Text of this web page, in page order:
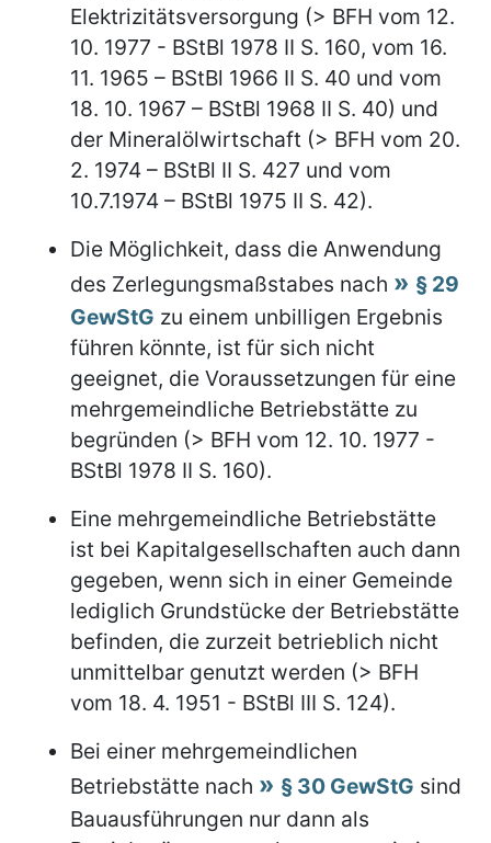
Elektrizitätsversorgung (> BFH vom 12.
10. 1977 - BStBl 1978 II S. 160, vom 16.
11. 1965 – BStBl 1966 II S. 40 und vom
18. 10. 1967 – BStBl 1968 II S. 40) und
der Mineralölwirtschaft (> BFH vom 20.
2. 1974 – BStBl II S. 427 und vom
10.7.1974 – BStBl 1975 II S. 42).
Die Möglichkeit, dass die Anwendung
des Zerlegungsmaßstabes nach
§ 29
GewStG zu einem unbilligen Ergebnis
führen könnte, ist für sich nicht
geeignet, die Voraussetzungen für eine
mehrgemeindliche Betriebstätte zu
begründen (> BFH vom 12. 10. 1977 -
BStBl 1978 II S. 160).
Eine mehrgemeindliche Betriebstätte
ist bei Kapitalgesellschaften auch dann
gegeben, wenn sich in einer Gemeinde
lediglich Grundstücke der Betriebstätte
befinden, die zurzeit betrieblich nicht
unmittelbar genutzt werden (> BFH
vom 18. 4. 1951 - BStBl III S. 124).
Bei einer mehrgemeindlichen
Betriebstätte nach
§ 30 GewStG sind
Bauausführungen nur dann als